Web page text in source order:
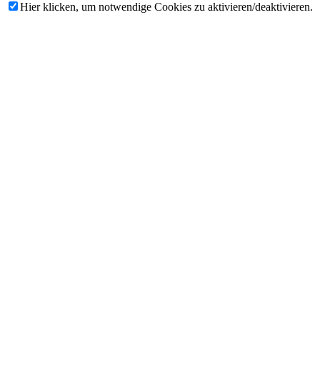
Hier klicken, um notwendige Cookies zu aktivieren/deaktivieren.